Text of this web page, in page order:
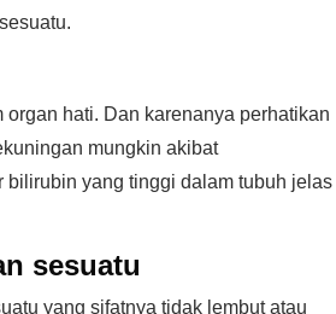
hati. Dan karenanya perhatikan
mungkin akibat
yang tinggi dalam tubuh jelas
sesuatu
yang sifatnya tidak lembut atau